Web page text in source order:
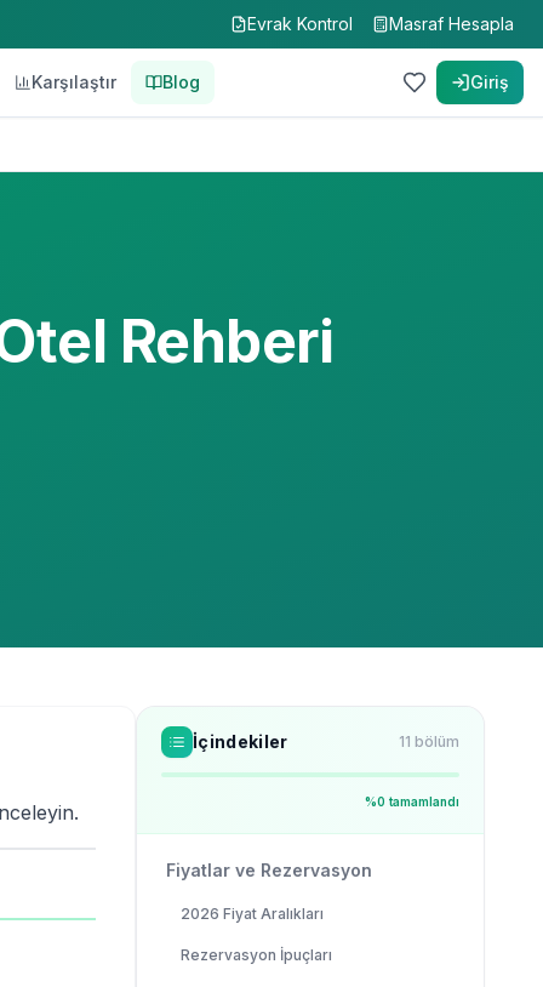
Evrak Kontrol Masraf Hesapla
Karşılaştır Blog Giriş
Rehberi
İçindekiler 11 bölüm
%0 tamamlandı
Fiyatlar ve Rezervasyon
2026 Fiyat Aralıkları
Rezervasyon İpuçları